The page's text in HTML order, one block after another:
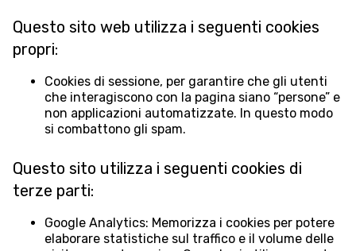
Questo sito web utilizza i seguenti cookies
propri:
Cookies di sessione, per garantire che gli utenti
che interagiscono con la pagina siano “persone” e
non applicazioni automatizzate. In questo modo
si combattono gli spam.
Questo sito utilizza i seguenti cookies di
terze parti:
Google Analytics: Memorizza i cookies per potere
elaborare statistiche sul traffico e il volume delle